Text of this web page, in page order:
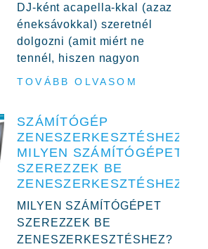
DJ-ként acapella-kkal (azaz
éneksávokkal) szeretnél
dolgozni (amit miért ne
tennél, hiszen nagyon
TOVÁBB OLVASOM
SZÁMÍTÓGÉP
ZENESZERKESZTÉSHEZ,
MILYEN SZÁMÍTÓGÉPET
SZEREZZEK BE
ZENESZERKESZTÉSHEZ?
MILYEN SZÁMÍTÓGÉPET
SZEREZZEK BE
ZENESZERKESZTÉSHEZ?